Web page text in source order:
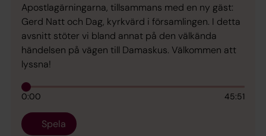
Apostlagärningarna, tillsammans med en ny gäst:
Gerd Natt och Dag, kyrkvärd i församlingen. I detta
avsnitt stöter vi bland annat på den välkända
händelsen på vägen till Damaskus. Välkommen att
lyssna!
0:00 45:51
Spela